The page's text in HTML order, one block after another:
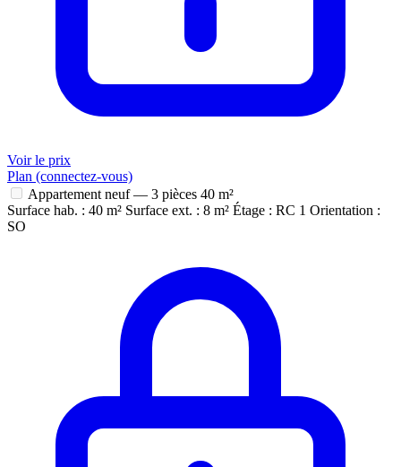
Voir le prix
Plan (connectez-vous)
Appartement neuf — 3 pièces 40 m²
Surface hab. : 40 m² Surface ext. : 8 m² Étage : RC 1 Orientation :
SO